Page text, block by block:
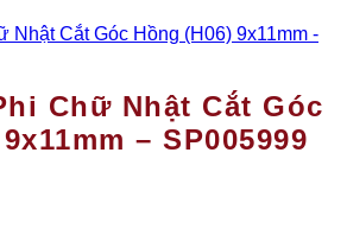
Chữ Nhật Cắt Góc
– SP005999